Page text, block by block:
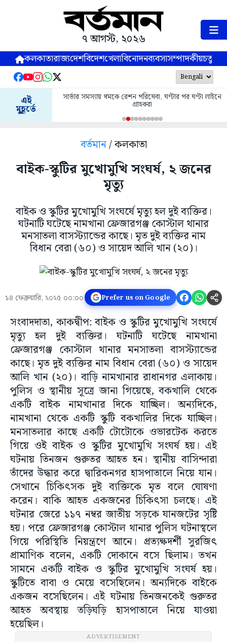
৭ আগস্ট, ২০২৬
কলকাতারাজ্যদেশবিদেশখেলাবিনোদনব্যবসাসম্পাদকীয়
এই
মুহূর্তে
সার্ভার সমস্যায় থমকে রেশন পরিষেবা, ঘণ্টার পর ঘণ্টা লাইনে
গ্রাহকরা
বর্তমান/ কলকাতা
বাইক-স্কুটির মুখোমুখি সংঘর্ষ, ২ জনের
মৃত্যু
বাইক ও স্কুটির মুখোমুখি সংঘর্ষে মৃত্যু হল দুই ব্যক্তির।
ঘটনাটি ঘটেছে নামখানা ফ্রেজারগঞ্জ কোস্টাল থানার
মনসাতলা বাসস্ট্যান্ডের কাছে। মৃত দুই ব্যক্তির নাম
বিধান বেরা (৬০) ও সায়েদ আলি খান (২০)।
১৪ ফেব্রুয়ারি, ২০২৫ ০০:০০ Prefer us on Google
সংবাদদাতা, কাকদ্বীপ: বাইক ও স্কুটির মুখোমুখি সংঘর্ষে
মৃত্যু হল দুই ব্যক্তির। ঘটনাটি ঘটেছে নামখানা
ফ্রেজারগঞ্জ কোস্টাল থানার মনসাতলা বাসস্ট্যান্ডের
কাছে। মৃত দুই ব্যক্তির নাম বিধান বেরা (৬০) ও সায়েদ
আলি খান (২০)। বাড়ি নামখানার রাধানগর এলাকায়।
পুলিস ও স্থানীয় সূত্রে জানা গিয়েছে, বকখালি থেকে
একটি বাইক নামখানার দিকে যাচ্ছিল। অন্যদিকে,
নামখানা থেকে একটি স্কুটি বকখালির দিকে যাচ্ছিল।
মনসাতলার কাছে একটি টোটোকে ওভারটেক করতে
গিয়ে ওই বাইক ও স্কুটির মুখোমুখি সংঘর্ষ হয়। এই
ঘটনায় তিনজন গুরুতর আহত হন। স্থানীয় বাসিন্দারা
তাঁদের উদ্ধার করে দ্বারিকনগর হাসপাতালে নিয়ে যান।
সেখানে চিকিৎসক দুই ব্যক্তিকে মৃত বলে ঘোষণা
করেন। বাকি আহত একজনের চিকিৎসা চলছে। এই
ঘটনার জেরে ১১৭ নম্বর জাতীয় সড়কে যানজটের সৃষ্টি
হয়। পরে ফ্রেজারগঞ্জ কোস্টাল থানার পুলিস ঘটনাস্থলে
গিয়ে পরিস্থিতি নিয়ন্ত্রণে আনে। প্রত্যক্ষদর্শী সুরজিৎ
প্রামাণিক বলেন, একটি দোকানে বসে ছিলাম। তখন
সামনে একটি বাইক ও স্কুটির মুখোমুখি সংঘর্ষ হয়।
স্কুটিতে বাবা ও মেয়ে বসেছিলেন। অন্যদিকে বাইকে
একজন বসেছিলেন। এই ঘটনায় তিনজনকেই গুরুতর
আহত অবস্থায় তড়িঘড়ি হাসপাতালে নিয়ে যাওয়া
হয়েছিল।
ADVERTISEMENT